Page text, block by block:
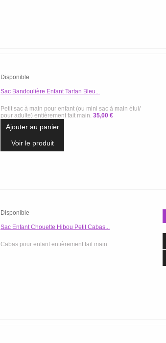
Disponible
Sac Bandoulière Enfant Tartan Bleu...
Petit sac à main pour enfant (ou mini sac à main étui/
pour adulte) entièrement fait main. 35,00 €
Ajouter au panier
Voir le produit
Disponible
Sac Enfant Chouette Hibou Petit Cabas...
Cabas pour enfant entièrement fait main.